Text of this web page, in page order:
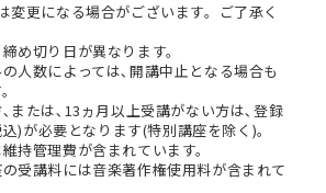
変更になる場合がございます。ご了承く
め切り日が異なります。
人数によっては､開講中止となる場合も
または､13ヵ月以上受講がない方は､登録
)が必要となります(特別講座を除く)。
持管理費が含まれています。
受講料には音楽著作権使用料が含まれて